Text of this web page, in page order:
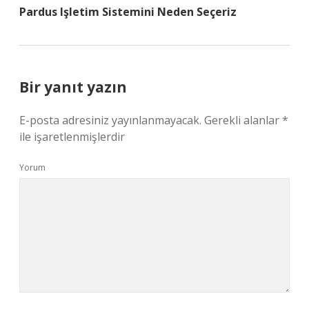
Pardus Işletim Sistemini Neden Seçeriz
Bir yanıt yazın
E-posta adresiniz yayınlanmayacak. Gerekli alanlar*
ile işaretlenmişlerdir
Yorum